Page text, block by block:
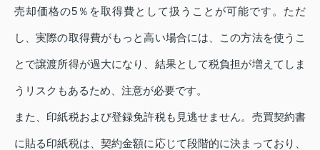
売却価格の5％を取得費として扱うことが可能です。ただ
し、実際の取得費がもっと高い場合には、この方法を使うこ
とで譲渡所得が過大になり、結果として税負担が増えてしま
うリスクもあるため、注意が必要です。
また、印紙税および登録免許税も見逃せません。売買契約書
に貼る印紙税は、契約金額に応じて段階的に決まっており、